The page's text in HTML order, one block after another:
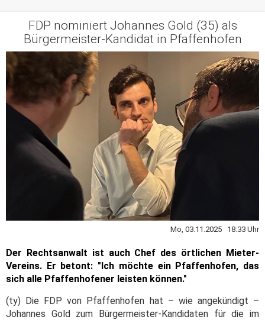
FDP nominiert Johannes Gold (35) als
Bürgermeister-Kandidat in Pfaffenhofen
Mo, 03.11.2025 18:33 Uhr
Der Rechtsanwalt ist auch Chef des örtlichen Mieter-
Vereins. Er betont: "Ich möchte ein Pfaffenhofen, das
sich alle Pfaffenhofener leisten können."
(ty) Die FDP von Pfaffenhofen hat – wie angekündigt –
Johannes Gold zum Bürgermeister-Kandidaten für die im